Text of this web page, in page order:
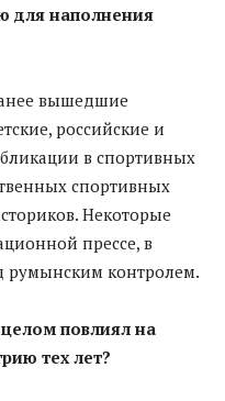
для наполнения
вышедшие
российские и
в спортивных
спортивных
Некоторые
прессе, в
румынским контролем.
повлиял на
тех лет?